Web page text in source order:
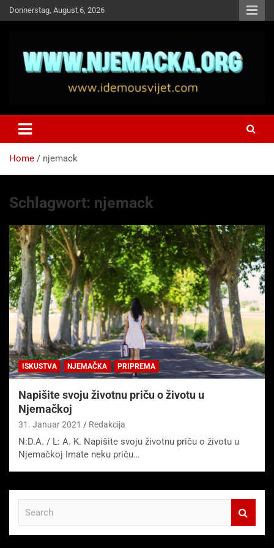
Skip
to
Donnerstag, August 6, 2026
Idemo u Svijet-Njemacka!
Home njemack
Schlagwort: njemack
ISKUSTVA NJEMAČKA PRIPREMA
Napišite svoju životnu priču o životu u
Njemačkoj
31. Januar 2021 Redakcija
N:D.A. / L: A. K. Napišite svoju životnu priču o životu u
Njemačkoj Imate neku priču…